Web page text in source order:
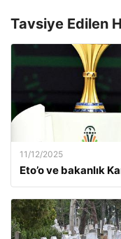
Tavsiye Edilen
11/12/2025
Eto’o ve bakanlık